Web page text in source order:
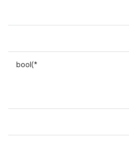
bool(*